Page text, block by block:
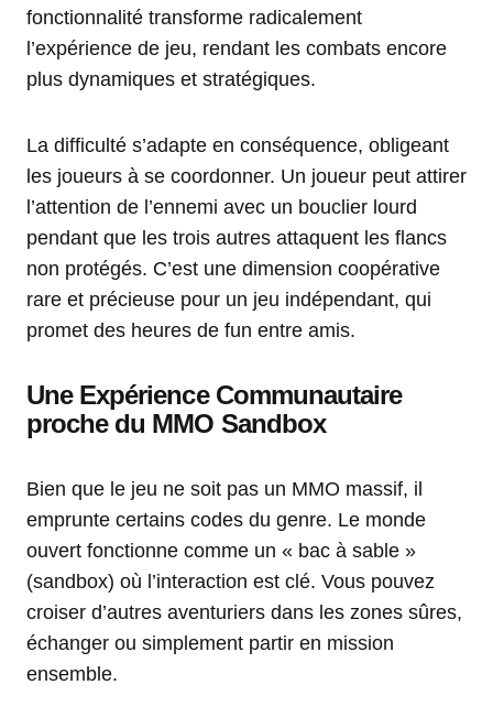
fonctionnalité transforme radicalement
l’expérience de jeu, rendant les combats encore
plus dynamiques et stratégiques.
La difficulté s’adapte en conséquence, obligeant
les joueurs à se coordonner. Un joueur peut attirer
l’attention de l’ennemi avec un bouclier lourd
pendant que les trois autres attaquent les flancs
non protégés. C’est une dimension coopérative
rare et précieuse pour un jeu indépendant, qui
promet des heures de fun entre amis.
Une Expérience Communautaire
proche du MMO Sandbox
Bien que le jeu ne soit pas un MMO massif, il
emprunte certains codes du genre. Le monde
ouvert fonctionne comme un « bac à sable »
(sandbox) où l’interaction est clé. Vous pouvez
croiser d’autres aventuriers dans les zones sûres,
échanger ou simplement partir en mission
ensemble.